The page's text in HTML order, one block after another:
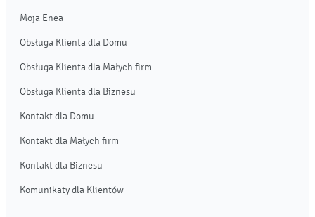
Moja Enea
Obsługa Klienta dla Domu
Obsługa Klienta dla Małych firm
Obsługa Klienta dla Biznesu
Kontakt dla Domu
Kontakt dla Małych firm
Kontakt dla Biznesu
Komunikaty dla Klientów